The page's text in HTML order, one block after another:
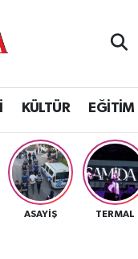
KÜLTÜR EĞİTİM
ASAYİŞ TERMAL